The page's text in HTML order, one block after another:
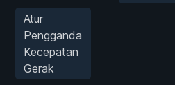
Atur
Pengganda
Kecepatan
Gerak